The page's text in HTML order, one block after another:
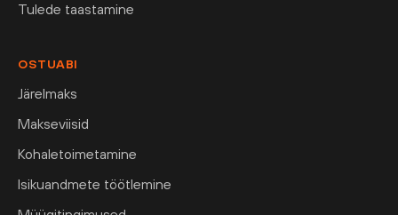
Tulede taastamine
OSTUABI
Järelmaks
Makseviisid
Kohaletoimetamine
Isikuandmete töötlemine